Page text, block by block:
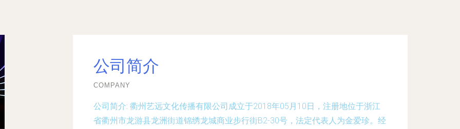
公司简介
COMPANY
公司简介: 衢州艺远文化传播有限公司成立于2018年05月10日，注册地位于浙江
省衢州市龙游县龙洲街道锦绣龙城商业步行街B2-30号，法定代表人为金爱珍。经